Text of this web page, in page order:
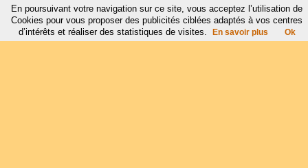
En poursuivant votre navigation sur ce site, vous acceptez l’utilisation de
Cookies pour vous proposer des publicités ciblées adaptés à vos centres
d’intérêts et réaliser des statistiques de visites.
En savoir plus Ok